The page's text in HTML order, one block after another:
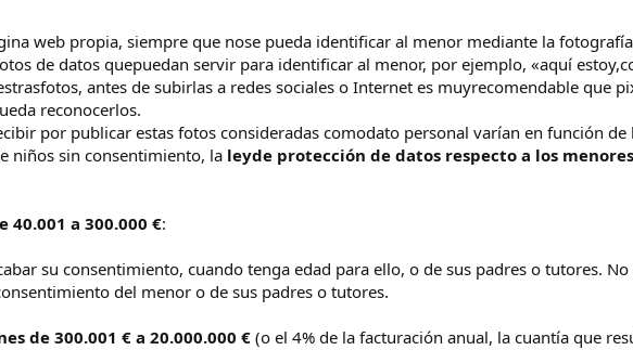
web propia, siempre que nose pueda identificar al menor mediante la
de datos quepuedan servir para identificar al menor, por ejemplo, «aquí
antes de subirlas a redes sociales o Internet es muyrecomendable que
reconocerlos.
por publicar estas fotos consideradas comodato personal varían en función de
niños sin consentimiento, la leyde protección de datos respecto a los menores
40.001 a 300.000 €:
su consentimiento, cuando tenga edad para ello, o de sus padres o tutores.
del menor o de sus padres o tutores.
de 300.001 € a 20.000.000 € (o el 4% de la facturación anual, la cuantía que